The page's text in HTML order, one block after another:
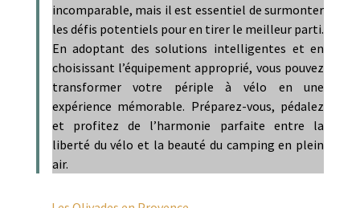
incomparable, mais il est essentiel de surmonter
les défis potentiels pour en tirer le meilleur parti.
En adoptant des solutions intelligentes et en
choisissant l’équipement approprié, vous pouvez
transformer votre périple à vélo en une
expérience mémorable. Préparez-vous, pédalez
et profitez de l’harmonie parfaite entre la
liberté du vélo et la beauté du camping en plein
air.